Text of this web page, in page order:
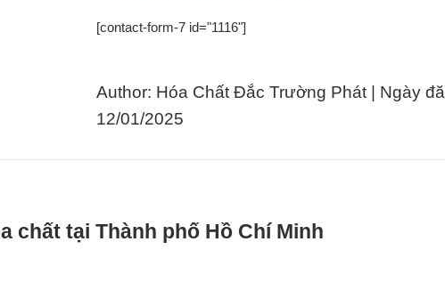
[contact-form-7 id="1116"]
Author: Hóa Chất Đắc Trường Phát | Ngày
12/01/2025
chất tại Thành phố Hồ Chí Minh